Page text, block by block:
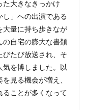
た大きなきっかけ
し」への出演である
大量に持ち歩きなが
の自宅の膨大な書類
びたび放送され、そ
気を博しました。以
見る機会が増え、
ることが多くなって